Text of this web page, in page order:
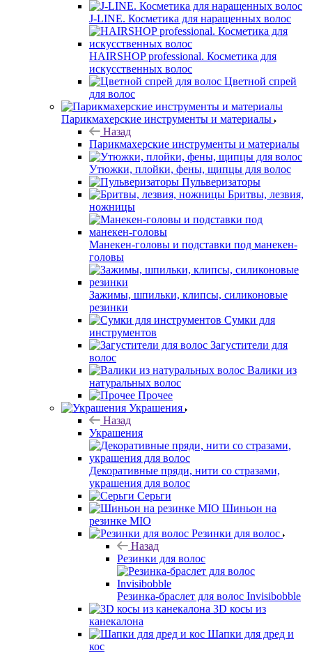
J-LINE. Косметика для наращенных волос
HAIRSHOP professional. Косметика для
искусственных волос
Цветной спрей
для волос
Парикмахерские инструменты и материалы
Назад
Парикмахерские инструменты и материалы
Утюжки, плойки, фены, щипцы для волос
Пульверизаторы
Бритвы, лезвия,
ножницы
Манекен-головы и подставки под манекен-
головы
Зажимы, шпильки, клипсы, силиконовые
резинки
Сумки для
инструментов
Загустители для
волос
Валики из
натуральных волос
Прочее
Украшения
Назад
Украшения
Декоративные пряди, нити со стразами,
украшения для волос
Серьги
Шиньон на
резинке MIO
Резинки для волос
Назад
Резинки для волос
Резинка-браслет для волос Invisibobble
3D косы из
канекалона
Шапки для дред и
кос